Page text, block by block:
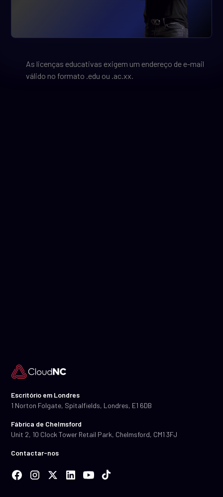
As licenças educativas exigem um endereço de e-mail
válido no formato .edu ou .ac.xx.
Escritório em Londres
1 Norton Folgate, Spitalfields, Londres, E1 6DB
Fábrica de Chelmsford
Unit 2, 10 Clock Tower Retail Park, Chelmsford, CM1 3FJ
Contactar-nos